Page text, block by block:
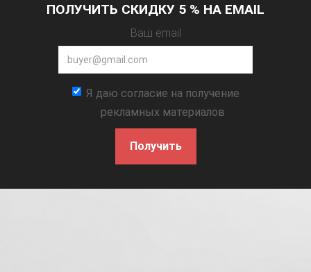
ПОЛУЧИТЬ СКИДКУ 5 % НА EMAIL
Ваш email
Я даю согласие на получение
рекламных материалов
Получить